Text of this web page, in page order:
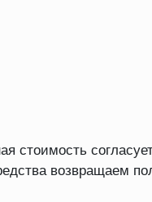
стоимость
возвращаем